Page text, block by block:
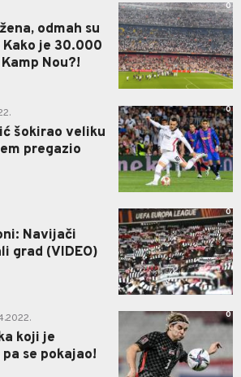
odmah su
je 30.000
Nou?!
0
šokirao veliku
pregazio
0
Navijači
grad (VIDEO)
0
koji je
se pokajao!
0